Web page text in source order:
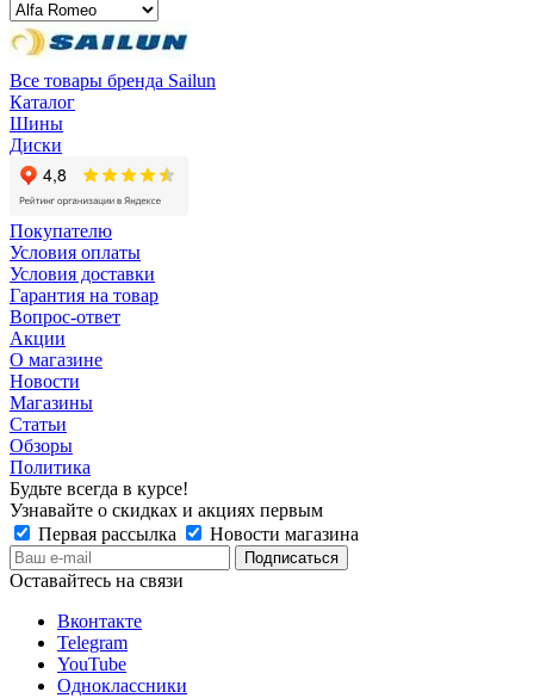
Все товары бренда Sailun
Каталог
Шины
Диски
Покупателю
Условия оплаты
Условия доставки
Гарантия на товар
Вопрос-ответ
Акции
О магазине
Новости
Магазины
Статьи
Обзоры
Политика
Будьте всегда в курсе!
Узнавайте о скидках и акциях первым
Первая рассылка
Новости магазина
Оставайтесь на связи
Вконтакте
Telegram
YouTube
Одноклассники